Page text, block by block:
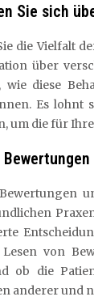
Sie sich
die Vielfalt
über
wie diese
Es lohnt
um die für
von
ob die
anderer und